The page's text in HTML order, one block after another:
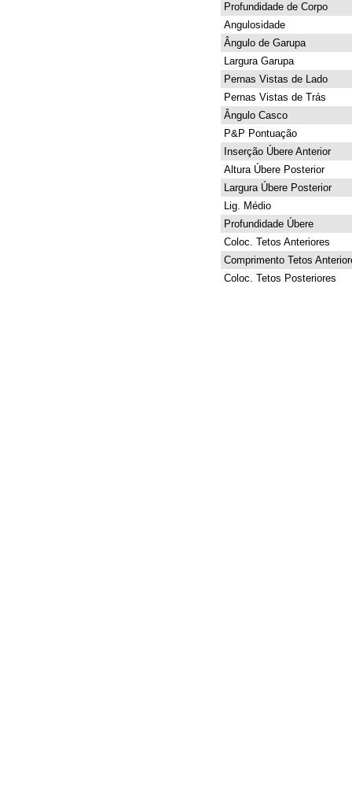
Profundidade de Corpo
Angulosidade
Ângulo de Garupa
Largura Garupa
Pernas Vistas de Lado
Pernas Vistas de Trás
Ângulo Casco
P&P Pontuação
Inserção Úbere Anterior
Altura Úbere Posterior
Largura Úbere Posterior
Lig. Médio
Profundidade Úbere
Coloc. Tetos Anteriores
Comprimento Tetos
Coloc. Tetos Posteriores